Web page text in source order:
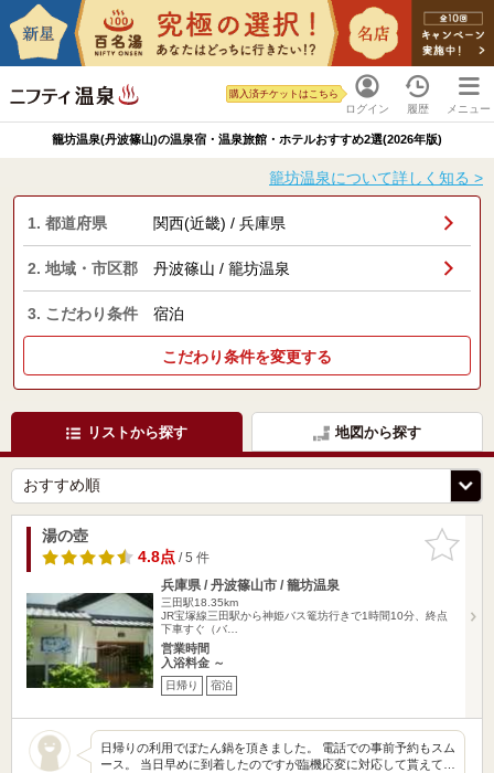
ログイン
購入済チケットはこちら
履歴 メニュー
籠坊温泉(丹波篠山)の温泉宿・温泉旅館・ホテルおすすめ2選(2026年版)
籠坊温泉について詳しく知る >
1. 都道府県 関西(近畿) / 兵庫県
2. 地域・市区郡 丹波篠山 / 籠坊温泉
3. こだわり条件 宿泊
こだわり条件を変更する
リストから探す 地図から探す
お気に入
りに追加
湯の壺
4.8点/ 5 件
兵庫県 / 丹波篠山市 / 籠坊温泉
三田駅18.35km
JR宝塚線三田駅から神姫バス篭坊行きで1時間10分、終点
下車すぐ（バ…
営業時間
入浴料金 ～
日帰り 宿泊
日帰りの利用でぼたん鍋を頂きました。 電話での事前予約もスム
ース。 当日早めに到着したのですが臨機応変に対応して貰えて…